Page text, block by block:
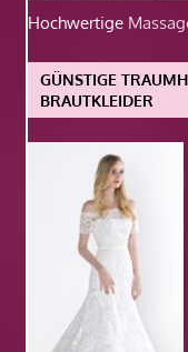
Hochwertige
GÜNSTIGE
BRAUTKLEIDER